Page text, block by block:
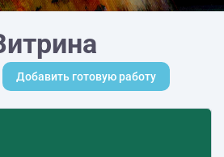
Добавить готовую работу